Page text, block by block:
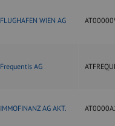
FLUGHAFEN WIEN AG
Frequentis AG
IMMOFINANZ AG AKT.